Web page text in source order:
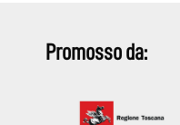
Promosso da: